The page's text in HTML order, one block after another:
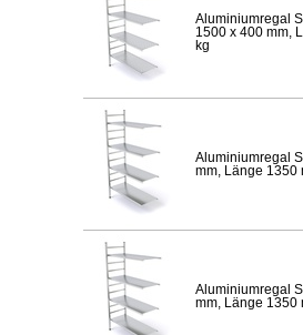
Aluminiumregal
1500 x 400 mm,
kg
Aluminiumregal
mm, Länge 1350
Aluminiumregal
mm, Länge 1350